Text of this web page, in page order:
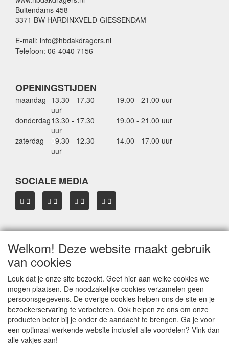
Buitendams 458
3371 BW HARDINXVELD-GIESSENDAM
E-mail: info@hbdakdragers.nl
Telefoon: 06-4040 7156
OPENINGSTIJDEN
maandag 13.30 - 17.30
uur
19.00 - 21.00 uur
donderdag13.30 - 17.30
uur
19.00 - 21.00 uur
zaterdag
9.30 - 12.30
uur
14.00 - 17.00 uur
SOCIALE MEDIA
OVER HBDAKDRAGERS.NL
Dakkoffer verhuur Hardinxveld-Giessendam
Verkoop dakkoffers en skiboxen
Onze merken
Herroepingslink aanvragen
Privacyverklaring
Welkom! Deze website maakt gebruik
van cookies
Leuk dat je onze site bezoekt. Geef hier aan welke cookies we
mogen plaatsen. De noodzakelijke cookies verzamelen geen
persoonsgegevens. De overige cookies helpen ons de site en je
bezoekerservaring te verbeteren. Ook helpen ze ons om onze
producten beter bij je onder de aandacht te brengen. Ga je voor
een optimaal werkende website inclusief alle voordelen? Vink dan
alle vakjes aan!